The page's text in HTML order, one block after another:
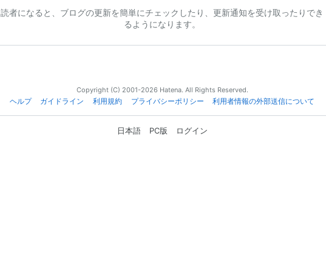
読者になると、ブログの更新を簡単にチェックしたり、更新通知を受け取ったりでき
るようになります。
Copyright (C) 2001-2026 Hatena. All Rights Reserved.
ヘルプ
ガイドライン 利用規約 プライバシーポリシー 利用者情報の外部送信について
日本語 PC版 ログイン